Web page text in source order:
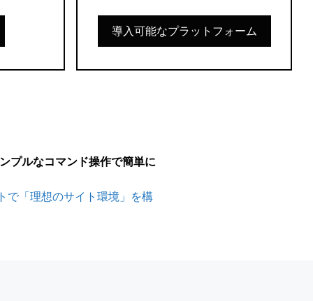
導入可能なプラットフォーム
プルなコマンド操作で簡単に
で「理想のサイト環境」を構